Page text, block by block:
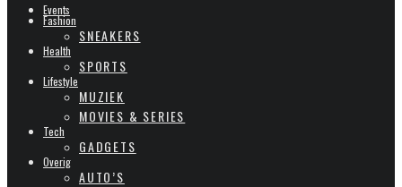
Events
Fashion
SNEAKERS
Health
SPORTS
Lifestyle
MUZIEK
MOVIES & SERIES
Tech
GADGETS
Overig
AUTO’S